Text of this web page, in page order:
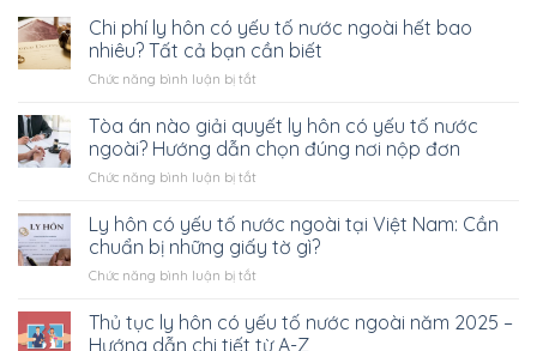
Chi phí ly hôn có yếu tố nước ngoài hết bao
nhiêu? Tất cả bạn cần biết
Chức năng bình luận bị tắtở
phí
ly
hôn
có
tố
nước
ngoài
nhiêu?
Tất
Tòa án nào giải quyết ly hôn có yếu tố nước
ngoài? Hướng dẫn chọn đúng nơi nộp đơn
Chức năng bình luận bị tắtở
án
nào
giải
quyết
hôn
có
Ly hôn có yếu tố nước ngoài tại Việt Nam: Cần
chuẩn bị những giấy tờ gì?
Chức năng bình luận bị tắtở
hôn
có
Thủ tục ly hôn có yếu tố nước ngoài năm 2025 –
Hướng dẫn chi tiết từ A-Z